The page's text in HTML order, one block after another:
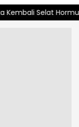
Ngatiyana: Tindak